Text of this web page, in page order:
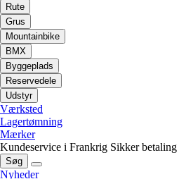
Rute
Grus
Mountainbike
BMX
Byggeplads
Reservedele
Udstyr
Værksted
Lagertømning
Mærker
Kundeservice i Frankrig Sikker betaling
Søg
Nyheder